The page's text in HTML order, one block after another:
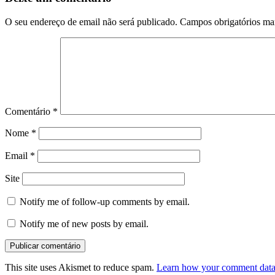
O seu endereço de email não será publicado. Campos obrigatórios
Comentário *
Nome *
Email *
Site
Notify me of follow-up comments by email.
Notify me of new posts by email.
This site uses Akismet to reduce spam. Learn how your comment